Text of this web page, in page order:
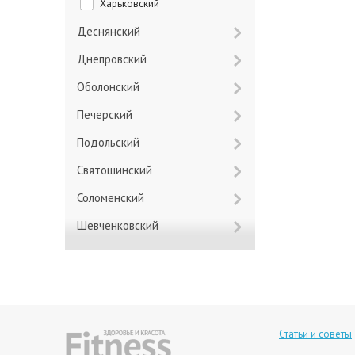
Харьковский
Деснянский
Днепровский
Оболонский
Печерский
Подольский
Святошинский
Соломенский
Шевченковский
Статьи и советы